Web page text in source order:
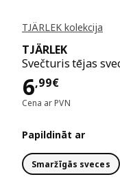
TJÄRLEK kolekcija
TJÄRLEK
Svečturis tējas
6,99€
Cena
Cena ar PVN
Papildināt ar
Smaržīgās sveces